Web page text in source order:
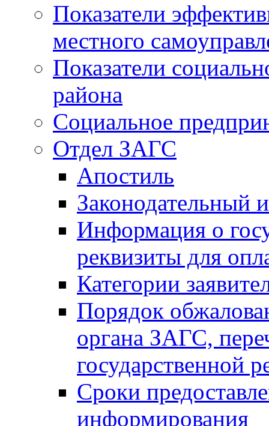
Показатели
местного
Показатели
района
Социальное
Отдел ЗАГС
Апостиль
Законодательный
Информация о
реквизиты для
Категории
Порядок
органа ЗАГС,
государственной
Сроки
информирования